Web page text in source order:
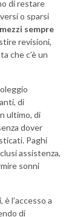
di restare
o sparsi
mezzi sempre
revisioni,
che c’è un
di
ultimo, di
dover
Paghi
assistenza,
sonni
l’accesso a
di